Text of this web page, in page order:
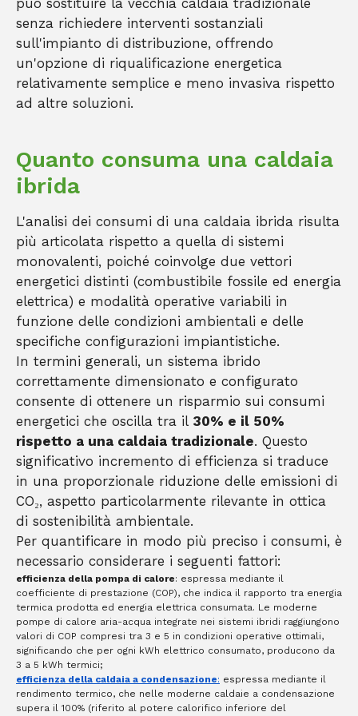
può sostituire la vecchia caldaia tradizionale
senza richiedere interventi sostanziali
sull'impianto di distribuzione, offrendo
un'opzione di riqualificazione energetica
relativamente semplice e meno invasiva rispetto
ad altre soluzioni.
Quanto consuma una caldaia
ibrida
L'analisi dei consumi di una caldaia ibrida risulta
più articolata rispetto a quella di sistemi
monovalenti, poiché coinvolge due vettori
energetici distinti (combustibile fossile ed energia
elettrica) e modalità operative variabili in
funzione delle condizioni ambientali e delle
specifiche configurazioni impiantistiche.
In termini generali, un sistema ibrido
correttamente dimensionato e configurato
consente di ottenere un risparmio sui consumi
energetici che oscilla tra il 30% e il 50%
rispetto a una caldaia tradizionale. Questo
significativo incremento di efficienza si traduce
in una proporzionale riduzione delle emissioni di
CO₂, aspetto particolarmente rilevante in ottica
di sostenibilità ambientale.
Per quantificare in modo più preciso i consumi, è
necessario considerare i seguenti fattori:
efficienza della pompa di calore: espressa mediante il
coefficiente di prestazione (COP), che indica il rapporto tra energia
termica prodotta ed energia elettrica consumata. Le moderne
pompe di calore aria-acqua integrate nei sistemi ibridi raggiungono
valori di COP compresi tra 3 e 5 in condizioni operative ottimali,
significando che per ogni kWh elettrico consumato, producono da
3 a 5 kWh termici;
efficienza della caldaia a condensazione: espressa mediante il
rendimento termico, che nelle moderne caldaie a condensazione
supera il 100% (riferito al potere calorifico inferiore del